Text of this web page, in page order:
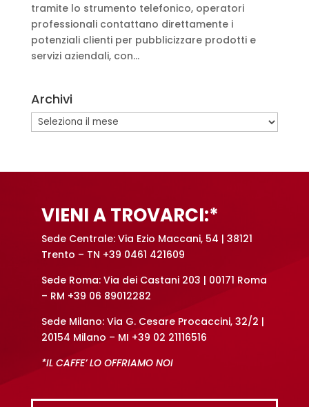
tramite lo strumento telefonico, operatori
professionali contattano direttamente i
potenziali clienti per pubblicizzare prodotti e
servizi aziendali, con...
Archivi
Archivi
VIENI A TROVARCI:*
Sede Centrale: Via Ezio Maccani, 54 | 38121
Trento – TN +39 0461 421609
Sede Roma: Via dei Castani 203 | 00171 Roma
– RM +39 06 89012282
Sede Milano: Via G. Cesare Procaccini, 32/2 |
20154 Milano – MI +39 02 21116516
*IL CAFFE’ LO OFFRIAMO NOI